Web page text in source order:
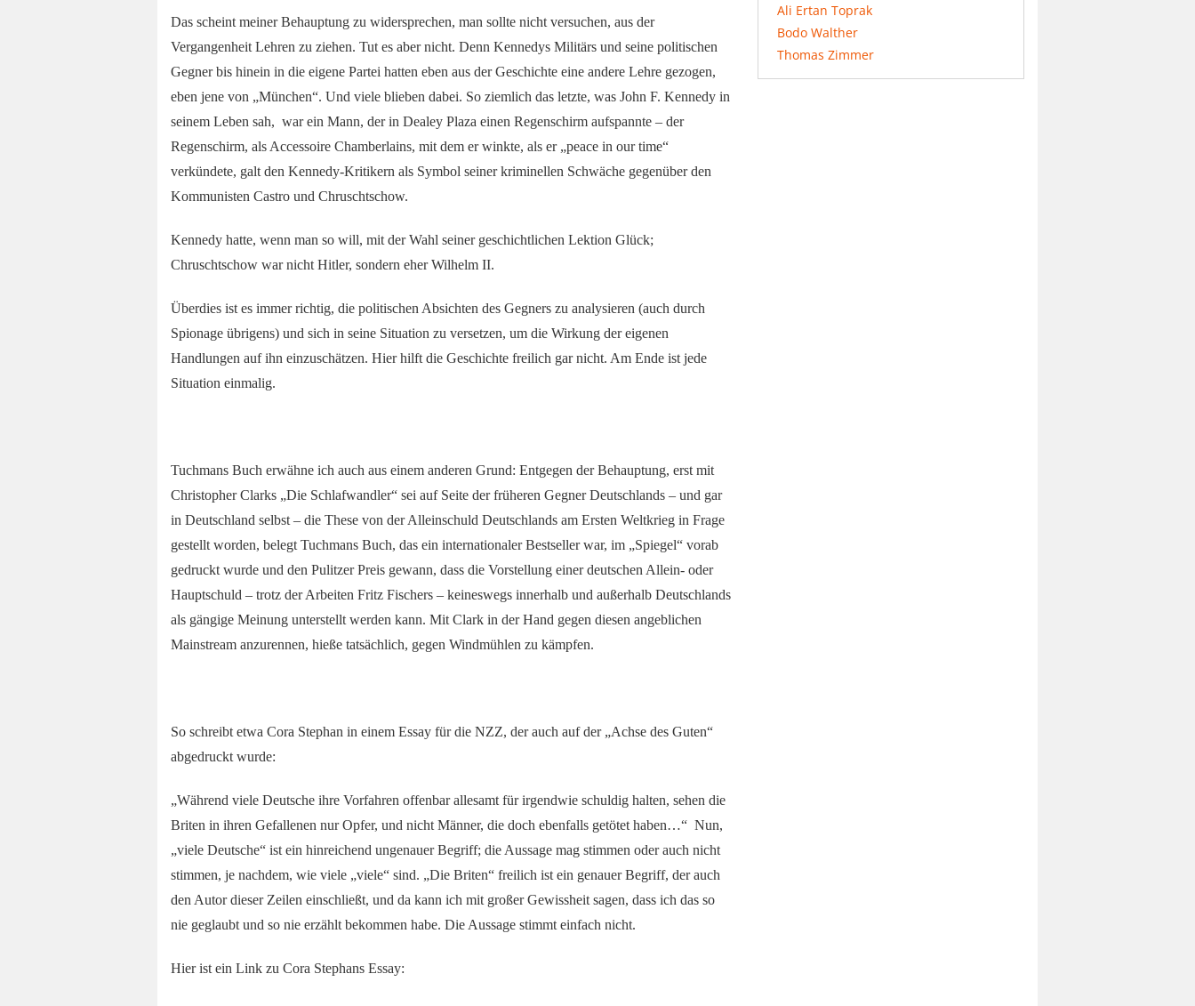
Das scheint meiner Behauptung zu widersprechen, man sollte nicht versuchen, aus der
Vergangenheit Lehren zu ziehen. Tut es aber nicht. Denn Kennedys Militärs und seine politischen
Gegner bis hinein in die eigene Partei hatten eben aus der Geschichte eine andere Lehre gezogen,
eben jene von „München“. Und viele blieben dabei. So ziemlich das letzte, was John F. Kennedy in
seinem Leben sah, war ein Mann, der in Dealey Plaza einen Regenschirm aufspannte – der
Regenschirm, als Accessoire Chamberlains, mit dem er winkte, als er „peace in our time“
verkündete, galt den Kennedy-Kritikern als Symbol seiner kriminellen Schwäche gegenüber den
Kommunisten Castro und Chruschtschow.
Kennedy hatte, wenn man so will, mit der Wahl seiner geschichtlichen Lektion Glück;
Chruschtschow war nicht Hitler, sondern eher Wilhelm II.
Überdies ist es immer richtig, die politischen Absichten des Gegners zu analysieren (auch durch
Spionage übrigens) und sich in seine Situation zu versetzen, um die Wirkung der eigenen
Handlungen auf ihn einzuschätzen. Hier hilft die Geschichte freilich gar nicht. Am Ende ist jede
Situation einmalig.
Tuchmans Buch erwähne ich auch aus einem anderen Grund: Entgegen der Behauptung, erst mit
Christopher Clarks „Die Schlafwandler“ sei auf Seite der früheren Gegner Deutschlands – und gar
in Deutschland selbst – die These von der Alleinschuld Deutschlands am Ersten Weltkrieg in Frage
gestellt worden, belegt Tuchmans Buch, das ein internationaler Bestseller war, im „Spiegel“ vorab
gedruckt wurde und den Pulitzer Preis gewann, dass die Vorstellung einer deutschen Allein- oder
Hauptschuld – trotz der Arbeiten Fritz Fischers – keineswegs innerhalb und außerhalb Deutschlands
als gängige Meinung unterstellt werden kann. Mit Clark in der Hand gegen diesen angeblichen
Mainstream anzurennen, hieße tatsächlich, gegen Windmühlen zu kämpfen.
So schreibt etwa Cora Stephan in einem Essay für die NZZ, der auch auf der „Achse des Guten“
abgedruckt wurde:
„Während viele Deutsche ihre Vorfahren offenbar allesamt für irgendwie schuldig halten, sehen die
Briten in ihren Gefallenen nur Opfer, und nicht Männer, die doch ebenfalls getötet haben…“ Nun,
„viele Deutsche“ ist ein hinreichend ungenauer Begriff; die Aussage mag stimmen oder auch nicht
stimmen, je nachdem, wie viele „viele“ sind. „Die Briten“ freilich ist ein genauer Begriff, der auch
den Autor dieser Zeilen einschließt, und da kann ich mit großer Gewissheit sagen, dass ich das so
nie geglaubt und so nie erzählt bekommen habe. Die Aussage stimmt einfach nicht.
Hier ist ein Link zu Cora Stephans Essay:
Ali Ertan Toprak
Bodo Walther
Thomas Zimmer